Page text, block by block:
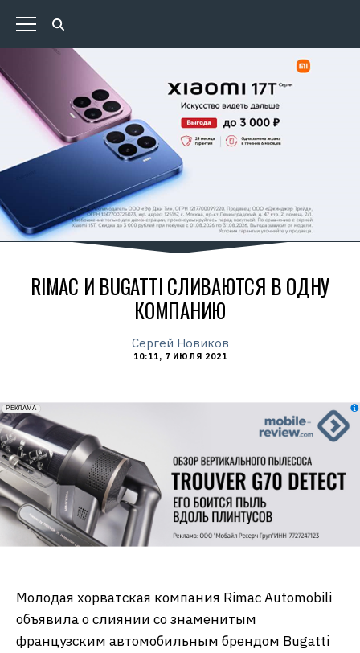
RIMAC И BUGATTI СЛИВАЮТСЯ В ОДНУ
КОМПАНИЮ
Сергей Новиков
10:11, 7 ИЮЛЯ 2021
erid: 2VfnxxmNzs5
РЕКЛАМА
Молодая хорватская компания Rimac Automobili
объявила о слиянии со знаменитым
французским автомобильным брендом Bugatti